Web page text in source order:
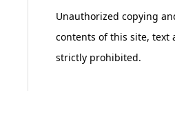
Unauthorized copying
contents of this site, text
strictly prohibited.